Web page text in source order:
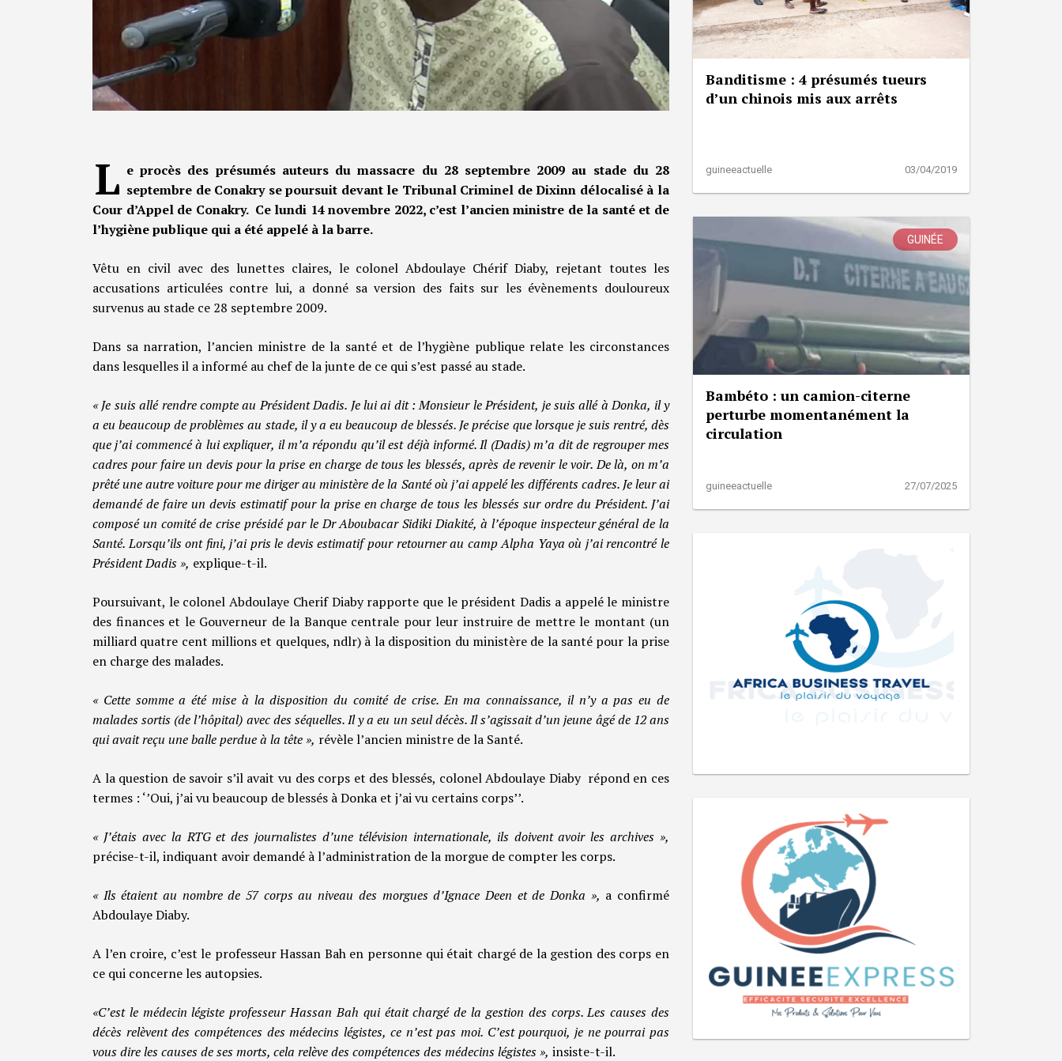
L e procès des présumés auteurs du massacre du 28 septembre 2009 au stade du 28
septembre de Conakry se poursuit devant le Tribunal Criminel de Dixinn délocalisé à la
Cour d’Appel de Conakry. Ce lundi 14 novembre 2022, c’est l’ancien ministre de la santé et de
l’hygiène publique qui a été appelé à la barre.
Vêtu en civil avec des lunettes claires, le colonel Abdoulaye Chérif Diaby, rejetant toutes les
accusations articulées contre lui, a donné sa version des faits sur les évènements douloureux
survenus au stade ce 28 septembre 2009.
Dans sa narration, l’ancien ministre de la santé et de l’hygiène publique relate les circonstances
dans lesquelles il a informé au chef de la junte de ce qui s’est passé au stade.
« Je suis allé rendre compte au Président Dadis. Je lui ai dit : Monsieur le Président, je suis allé à Donka, il y
a eu beaucoup de problèmes au stade, il y a eu beaucoup de blessés. Je précise que lorsque je suis rentré, dès
que j’ai commencé à lui expliquer, il m’a répondu qu’il est déjà informé. Il (Dadis) m’a dit de regrouper mes
cadres pour faire un devis pour la prise en charge de tous les blessés, après de revenir le voir. De là, on m’a
prêté une autre voiture pour me diriger au ministère de la Santé où j’ai appelé les différents cadres. Je leur ai
demandé de faire un devis estimatif pour la prise en charge de tous les blessés sur ordre du Président. J’ai
composé un comité de crise présidé par le Dr Aboubacar Sidiki Diakité, à l’époque inspecteur général de la
Santé. Lorsqu’ils ont fini, j’ai pris le devis estimatif pour retourner au camp Alpha Yaya où j’ai rencontré le
Président Dadis », explique-t-il.
Poursuivant, le colonel Abdoulaye Cherif Diaby rapporte que le président Dadis a appelé le ministre
des finances et le Gouverneur de la Banque centrale pour leur instruire de mettre le montant (un
milliard quatre cent millions et quelques, ndlr) à la disposition du ministère de la santé pour la prise
en charge des malades.
« Cette somme a été mise à la disposition du comité de crise. En ma connaissance, il n’y a pas eu de
malades sortis (de l’hôpital) avec des séquelles. Il y a eu un seul décès. Il s’agissait d’un jeune âgé de 12 ans
qui avait reçu une balle perdue à la tête », révèle l’ancien ministre de la Santé.
A la question de savoir s’il avait vu des corps et des blessés, colonel Abdoulaye Diaby répond en ces
termes : ‘’Oui, j’ai vu beaucoup de blessés à Donka et j’ai vu certains corps’’.
« J’étais avec la RTG et des journalistes d’une télévision internationale, ils doivent avoir les archives »,
précise-t-il, indiquant avoir demandé à l’administration de la morgue de compter les corps.
« Ils étaient au nombre de 57 corps au niveau des morgues d’Ignace Deen et de Donka », a confirmé
Abdoulaye Diaby.
A l’en croire, c’est le professeur Hassan Bah en personne qui était chargé de la gestion des corps en
ce qui concerne les autopsies.
«C’est le médecin légiste professeur Hassan Bah qui était chargé de la gestion des corps. Les causes des
décès relèvent des compétences des médecins légistes, ce n’est pas moi. C’est pourquoi, je ne pourrai pas
vous dire les causes de ses morts, cela relève des compétences des médecins légistes », insiste-t-il.
Banditisme : 4 présumés tueurs
d’un chinois mis aux arrêts
guineeactuelle 03/04/2019
GUINÉE
Bambéto : un camion-citerne
perturbe momentanément la
circulation
guineeactuelle 27/07/2025